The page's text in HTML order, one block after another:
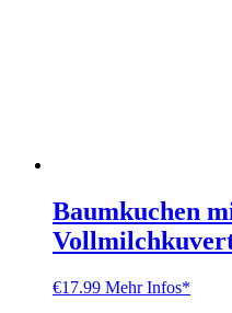
Baumkuchen
€17.99 Mehr Infos*